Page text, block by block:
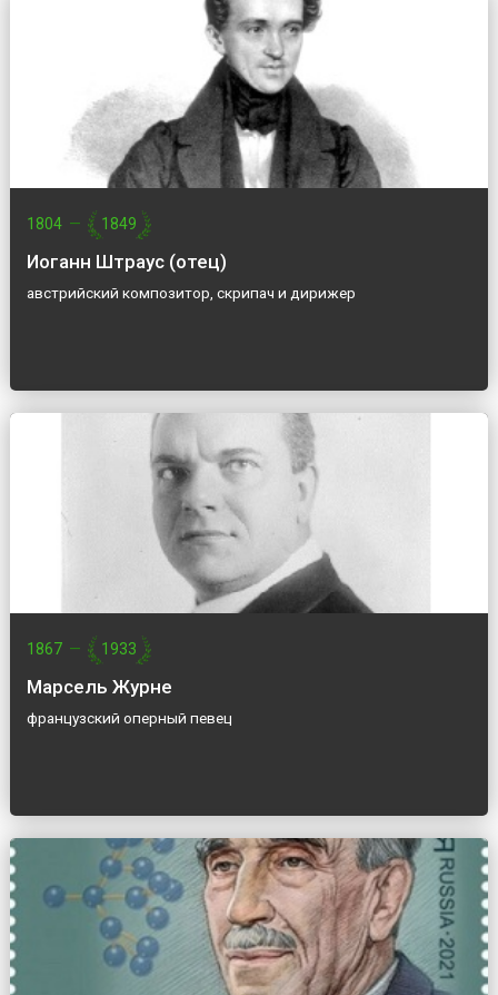
1804 — 1849
Иоганн Штраус (отец)
австрийский композитор, скрипач и дирижер
1867 — 1933
Марсель Журне
французский оперный певец